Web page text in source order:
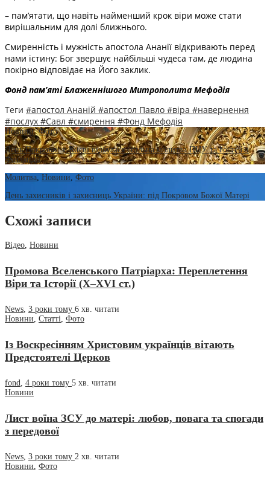
– пам’ятати, що навіть найменший крок віри може стати
вирішальним для долі ближнього.
Смиренність і мужність апостола Ананії відкривають перед
нами істину: Бог звершує найбільші чудеса там, де людина
покірно відповідає на Його заклик.
Фонд пам’яті Блаженнішого Митрополита Мефодія
Теги #апостол Ананій #апостол Павло #віра #навернення
#послух #Савл #смирення #Фонд Мефодія
Новини,Фото
День Покрови: у Києві відбулася спільна молитва ПЦУ та гостей з
Фінляндії
Молитва Новини Фото
День захисників і захисниць України: під Покровом Божої Матері
Схожі записи
Відео, Новини
Промова Вселенського Патріарха: Переплетення
Віри та Історії (X–XVI ст.)
News, 3 роки тому 6 хв. читати
Новини, Статті, Фото
Із Воскресінням Христовим українців вітають
Предстоятелі Церков
fond, 4 роки тому 5 хв. читати
Новини
Лист воїна ЗСУ до матері: любов, повага та спогади
з передової
News, 3 роки тому 2 хв. читати
Новини, Фото